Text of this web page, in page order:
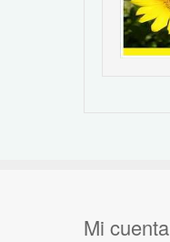
Mi cuenta